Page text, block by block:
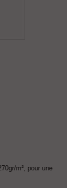
m², pour une